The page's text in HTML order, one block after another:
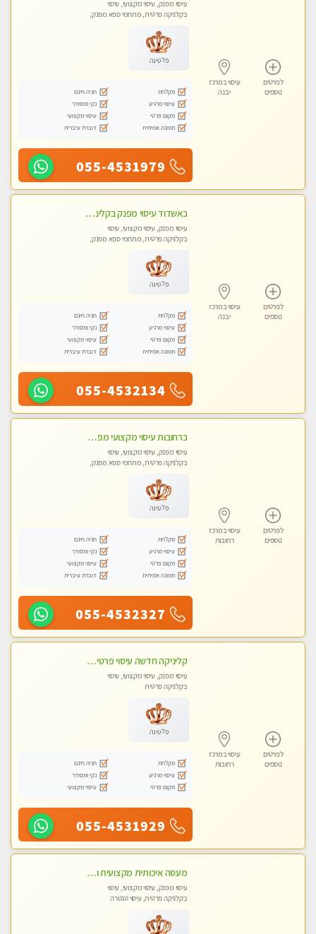
לפרטים
נוספים
עיסוי במרכז
יבנה
עיסוי מפנק, עיסוי מקצועי, עיסוי
בקלניקה פרטית, מתחמי ספא מפנק,
פלטינה
מקלחת
חניה חינם
עיסוי מרגיע
נקי ומסודר
מקום פרטי
עיסוי מקצועי
תמונה אמיתית
דוברת עיברית
055-4531979
לפרטים
נוספים
עיסוי במרכז
יבנה
באשדוד עיסוי מפנק בקליניקה פרטית שירות vip לרציניים בלבד! מומלץ!!
עיסוי מפנק, עיסוי מקצועי, עיסוי
בקלניקה פרטית, מתחמי ספא מפנק,
פלטינה
מקלחת
חניה חינם
עיסוי מרגיע
נקי ומסודר
מקום פרטי
עיסוי מקצועי
תמונה אמיתית
דוברת עיברית
055-4532134
לפרטים
נוספים
עיסוי במרכז
רחובות
ברחובות עיסוי מקצועי מפנק וכול סוגי העיסויים רמה גבוהה! ללא מין !
עיסוי מפנק, עיסוי מקצועי, עיסוי
בקלניקה פרטית, מתחמי ספא מפנק,
פלטינה
מקלחת
חניה חינם
עיסוי מרגיע
נקי ומסודר
מקום פרטי
עיסוי מקצועי
תמונה אמיתית
דוברת עיברית
055-4532327
לפרטים
נוספים
עיסוי במרכז
רחובות
קליניקה חדשה עיסוי פרטי ומיוחד על ידי מגע קסם איכותי
עיסוי מפנק, עיסוי מקצועי, עיסוי
בקלניקה פרטית
פלטינה
מקלחת
חניה חינם
עיסוי מרגיע
נקי ומסודר
מקום פרטי
עיסוי מקצועי
055-4531929
מעסה איכותית מקצועית ומפנקת
עיסוי מפנק, עיסוי מקצועי, עיסוי
בקלניקה פרטית, עיסוי טנטרה